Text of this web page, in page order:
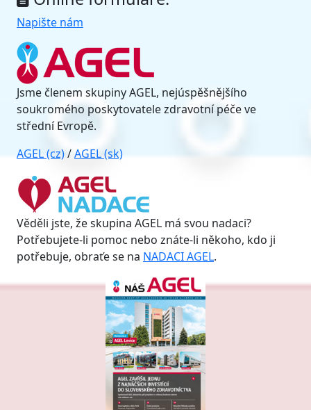
Napište nám
Jsme členem skupiny AGEL, nejúspěšnějšího
soukromého poskytovatele zdravotní péče ve
střední Evropě.
AGEL (cz)/AGEL (sk)
Věděli jste, že skupina AGEL má svou nadaci?
Potřebujete-li pomoc nebo znáte-li někoho, kdo ji
potřebuje, obraťe se na NADACI AGEL.